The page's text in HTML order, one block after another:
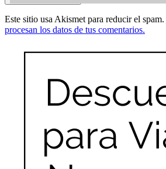
Este sitio usa Akismet para reducir el spam.
procesan los datos de tus comentarios.